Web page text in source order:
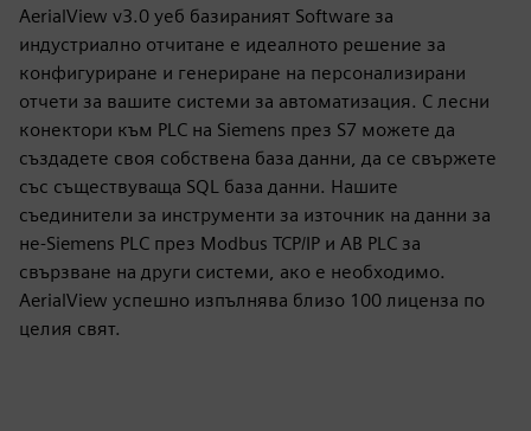
AerialView v3.0 уеб базираният Software за
индустриално отчитане е идеалното решение за
конфигуриране и генериране на персонализирани
отчети за вашите системи за автоматизация. С лесни
конектори към PLC на Siemens през S7 можете да
създадете своя собствена база данни, да се свържете
със съществуваща SQL база данни. Нашите
съединители за инструменти за източник на данни за
не-Siemens PLC през Modbus TCP/IP и AB PLC за
свързване на други системи, ако е необходимо.
AerialView успешно изпълнява близо 100 лиценза по
целия свят.